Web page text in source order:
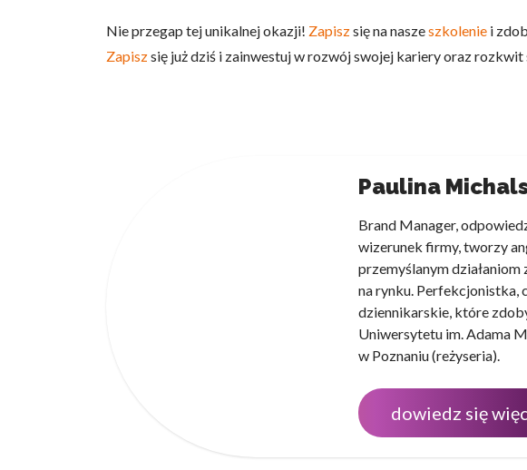
Nie przegap tej unikalnej okazji! Zapiszsię na naszeszkolenie i
Zapiszsię już dziś i zainwestuj w rozwój swojej kariery oraz
Paulina
Brand Manager,
wizerunek firmy, tworzy
przemyślanym
na rynku. Perfekcjonistka,
dziennikarskie, które
Uniwersytetu im. Adama
w Poznaniu (reżyseria).
dowiedz się